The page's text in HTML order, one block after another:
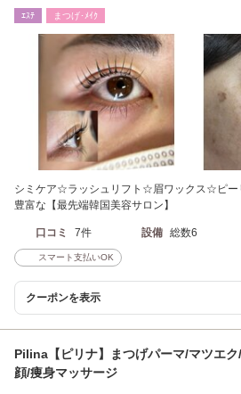
ｴｽﾃ まつげ･ﾒｲｸ
シミケア☆ラッシュリフト☆眉ワックス☆ピー
豊富な【最先端韓国美容サロン】
口コミ 7件 設備 総数6
スマート支払いOK
クーポンを表示
Pilina【ピリナ】まつげパーマ/マツエ
顔/痩身マッサージ